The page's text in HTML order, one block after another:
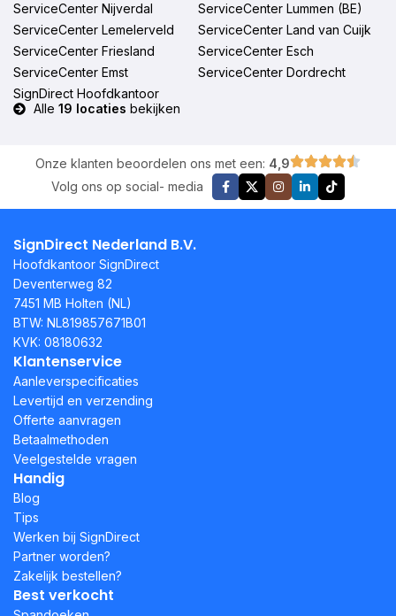
ServiceCenter Nijverdal
ServiceCenter Lummen (BE)
ServiceCenter Lemelerveld
ServiceCenter Land van Cuijk
ServiceCenter Friesland
ServiceCenter Esch
ServiceCenter Emst
ServiceCenter Dordrecht
SignDirect Hoofdkantoor
Alle 19 locaties bekijken
Onze klanten beoordelen ons met een: 4,9
Volg ons op social- media
SignDirect Nederland B.V.
Hoofdkantoor SignDirect
Deventerweg 82
7451 MB Holten (NL)
BTW: NL819857671B01
KVK: 08180632
Klantenservice
Aanleverspecificaties
Levertijd en verzending
Offerte aanvragen
Betaalmethoden
Veelgestelde vragen
Handig
Blog
Tips
Werken bij SignDirect
Partner worden?
Zakelijk bestellen?
Best verkocht